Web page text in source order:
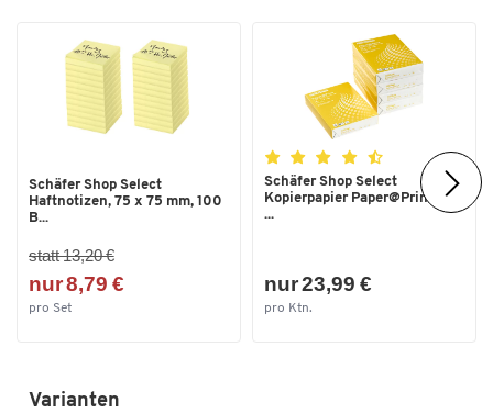
Schäfer Shop Select
Haftnotizen, 75 x 75 mm, 100
B...
statt 13,20 €
nur 8,79 €
pro Set
Schäfer Shop Select
Kopierpapier Paper@Print, DIN
...
nur 23,99 €
pro Ktn.
Varianten